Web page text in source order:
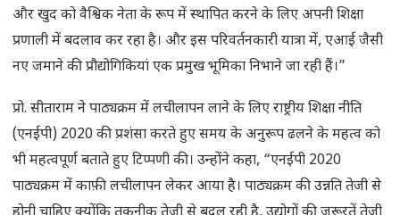
और खुद को वैश्विक नेता के रूप में स्थापित करने के लिए अपनी शिक्षा
प्रणाली में बदलाव कर रहा है। और इस परिवर्तनकारी यात्रा में, एआई जैसी
नए जमाने की प्रौद्योगिकियां एक प्रमुख भूमिका निभाने जा रही हैं।”
प्रो. सीताराम ने पाठ्यक्रम में लचीलापन लाने के लिए राष्ट्रीय शिक्षा नीति
(एनईपी) 2020 की प्रशंसा करते हुए समय के अनुरूप ढलने के महत्व को
भी महत्वपूर्ण बताते हुए टिप्पणी की। उन्होंने कहा, “एनईपी 2020
पाठ्यक्रम में काफ़ी लचीलापन लेकर आया है। पाठ्यक्रम की उन्नति तेजी से